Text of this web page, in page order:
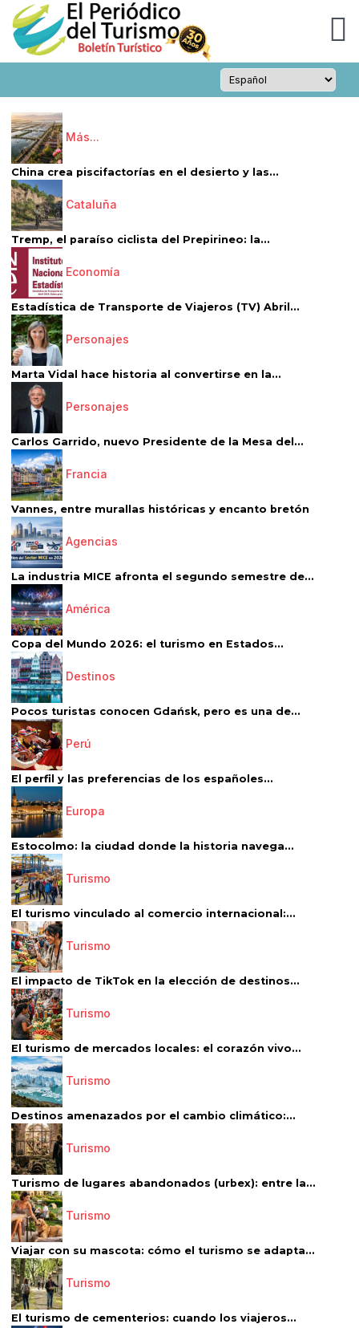
Más...
China crea piscifactorías en el desierto y las...
Cataluña
Tremp, el paraíso ciclista del Prepirineo: la...
Economía
Estadística de Transporte de Viajeros (TV) Abril...
Personajes
Marta Vidal hace historia al convertirse en la...
Personajes
Carlos Garrido, nuevo Presidente de la Mesa del...
Francia
Vannes, entre murallas históricas y encanto bretón
Agencias
La industria MICE afronta el segundo semestre de...
América
Copa del Mundo 2026: el turismo en Estados...
Destinos
Pocos turistas conocen Gdańsk, pero es una de...
Perú
El perfil y las preferencias de los españoles...
Europa
Estocolmo: la ciudad donde la historia navega...
Turismo
El turismo vinculado al comercio internacional:...
Turismo
El impacto de TikTok en la elección de destinos...
Turismo
El turismo de mercados locales: el corazón vivo...
Turismo
Destinos amenazados por el cambio climático:...
Turismo
Turismo de lugares abandonados (urbex): entre la...
Turismo
Viajar con su mascota: cómo el turismo se adapta...
Turismo
El turismo de cementerios: cuando los viajeros...